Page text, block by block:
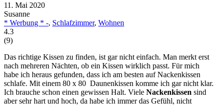
11. Mai 2020
Susanne
* Werbung * -, Schlafzimmer, Wohnen
4.3
(9)
Das richtige Kissen zu finden, ist gar nicht einfach. Man merkt erst
nach mehreren Nächten, ob ein Kissen wirklich passt. Für mich
habe ich heraus gefunden, dass ich am besten auf Nackenkissen
schlafe. Mit einem 80 x 80 Daunenkissen komme ich gar nicht klar.
Ich brauche schon einen gewissen Halt. Viele Nackenkissen sind
aber sehr hart und hoch, da habe ich immer das Gefühl, nicht